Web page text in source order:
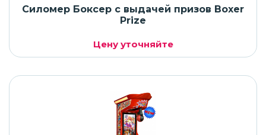
Силомер Боксер с выдачей призов Boxer
Prize
Цену уточняйте